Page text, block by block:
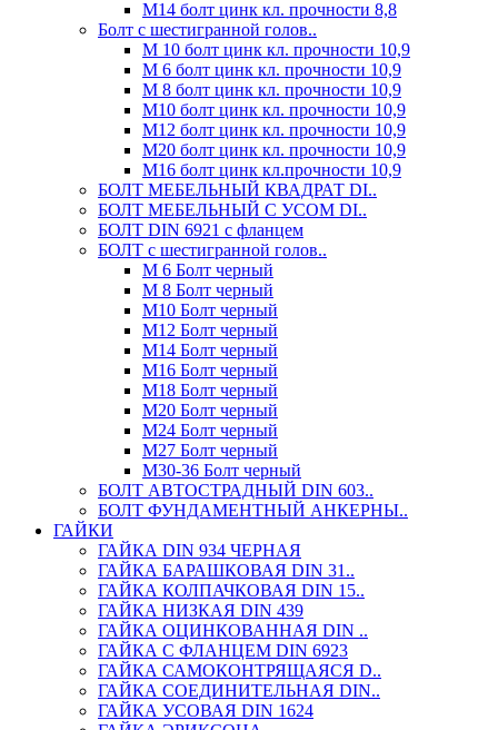
М14 болт цинк кл. прочности 8,8
Болт с шестигранной голов..
М 10 болт цинк кл. прочности 10,9
М 6 болт цинк кл. прочности 10,9
М 8 болт цинк кл. прочности 10,9
М10 болт цинк кл. прочности 10,9
М12 болт цинк кл. прочности 10,9
М20 болт цинк кл. прочности 10,9
М16 болт цинк кл.прочности 10,9
БОЛТ МЕБЕЛЬНЫЙ КВАДРАТ DI..
БОЛТ МЕБЕЛЬНЫЙ С УСОМ DI..
БОЛТ DIN 6921 c фланцем
БОЛТ с шестигранной голов..
М 6 Болт черный
М 8 Болт черный
М10 Болт черный
М12 Болт черный
М14 Болт черный
М16 Болт черный
М18 Болт черный
М20 Болт черный
М24 Болт черный
М27 Болт черный
М30-36 Болт черный
БОЛТ АВТОСТРАДНЫЙ DIN 603..
БОЛТ ФУНДАМЕНТНЫЙ АНКЕРНЫ..
ГАЙКИ
ГАЙКА DIN 934 ЧЕРНАЯ
ГАЙКА БАРАШКОВАЯ DIN 31..
ГАЙКА КОЛПАЧКОВАЯ DIN 15..
ГАЙКА НИЗКАЯ DIN 439
ГАЙКА ОЦИНКОВАННАЯ DIN ..
ГАЙКА С ФЛАНЦЕМ DIN 6923
ГАЙКА САМОКОНТРЯЩАЯСЯ D..
ГАЙКА СОЕДИНИТЕЛЬНАЯ DIN..
ГАЙКА УСОВАЯ DIN 1624